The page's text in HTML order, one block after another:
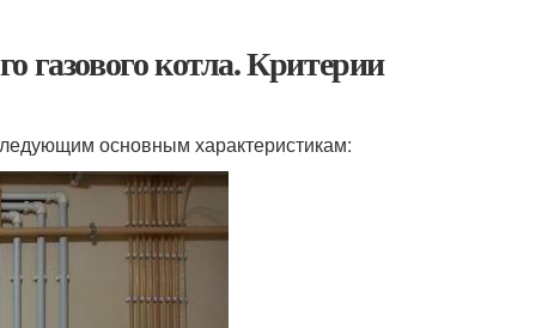
газового котла. Критерии
основным характеристикам: